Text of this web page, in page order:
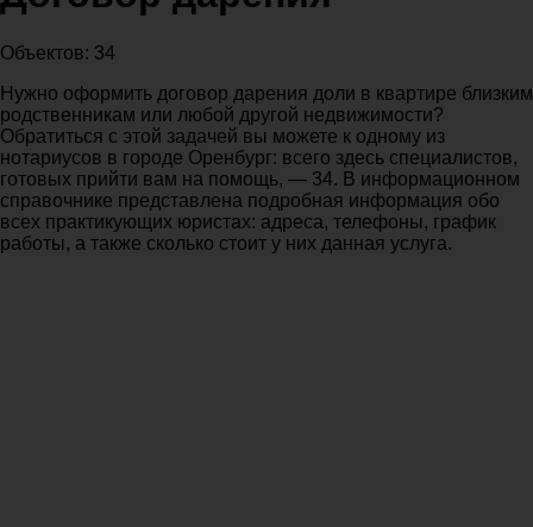
Объектов: 34
Нужно оформить договор дарения доли в квартире близким
родственникам или любой другой недвижимости?
Обратиться с этой задачей вы можете к одному из
нотариусов в городе Оренбург: всего здесь специалистов,
готовых прийти вам на помощь, — 34. В информационном
справочнике представлена подробная информация обо
всех практикующих юристах: адреса, телефоны, график
работы, а также сколько стоит у них данная услуга.